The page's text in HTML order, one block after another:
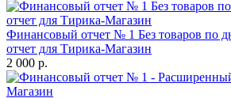
Финансовый отчет № 1 Без товаров по
отчет для Тирика-Магазин
2 000 р.